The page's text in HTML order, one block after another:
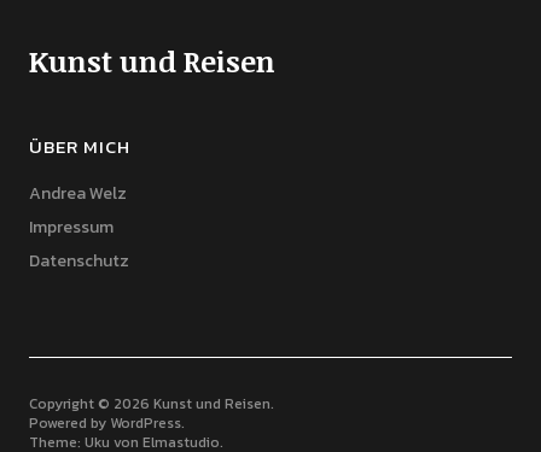
Kunst und Reisen
ÜBER MICH
Andrea Welz
Impressum
Datenschutz
Copyright © 2026 Kunst und Reisen
Powered by WordPress
Theme: Uku von Elmastudio